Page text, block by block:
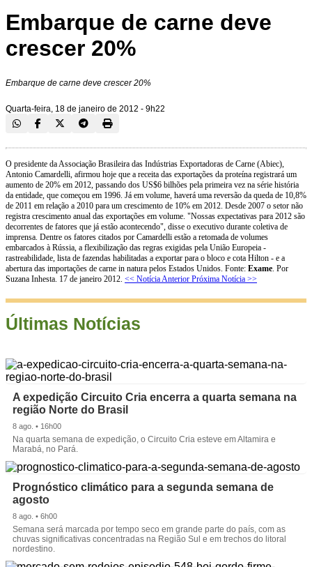
Embarque de carne deve
crescer 20%
Embarque de carne deve crescer 20%
Quarta-feira, 18 de janeiro de 2012 - 9h22
O presidente da Associação Brasileira das Indústrias Exportadoras de Carne (Abiec),
Antonio Camardelli, afirmou hoje que a receita das exportações da proteína registrará um
aumento de 20% em 2012, passando dos US$6 bilhões pela primeira vez na série história
da entidade, que começou em 1996. Já em volume, haverá uma reversão da queda de 10,8%
de 2011 em relação a 2010 para um crescimento de 10% em 2012. Desde 2007 o setor não
registra crescimento anual das exportações em volume. "Nossas expectativas para 2012 são
decorrentes de fatores que já estão acontecendo", disse o executivo durante coletiva de
imprensa. Dentre os fatores citados por Camardelli estão a retomada de volumes
embarcados à Rússia, a flexibilização das regras exigidas pela União Europeia -
rastreabilidade, lista de fazendas habilitadas a exportar para o bloco e cota Hilton - e a
abertura das importações de carne in natura pelos Estados Unidos. Fonte: Exame. Por
Suzana Inhesta. 17 de janeiro 2012. << Notícia Anterior Próxima Notícia >>
Últimas Notícias
A expedição Circuito Cria encerra a quarta semana na
região Norte do Brasil
8 ago. • 16h00
Na quarta semana de expedição, o Circuito Cria esteve em Altamira e
Marabá, no Pará.
Prognóstico climático para a segunda semana de
agosto
8 ago. • 6h00
Semana será marcada por tempo seco em grande parte do país, com as
chuvas significativas concentradas na Região Sul e em trechos do litoral
nordestino.